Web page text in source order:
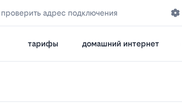
проверить адрес подключения
тарифы домашний интернет